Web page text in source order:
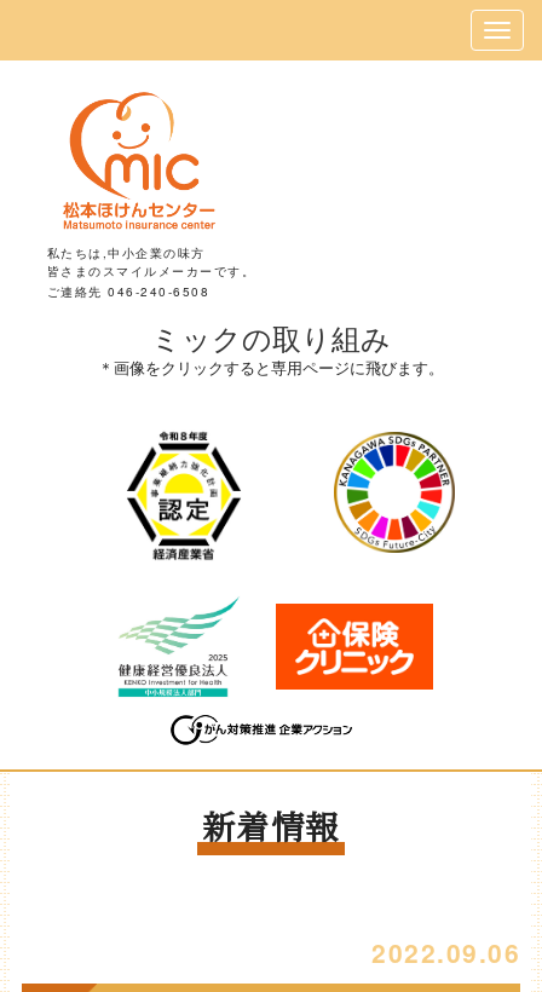
私たちは,中小企業の味方
皆さまのスマイルメーカーです。
ご連絡先 046-240-6508
ミックの取り組み
＊画像をクリックすると専用ページに飛びます。
新着情報
2022.09.06